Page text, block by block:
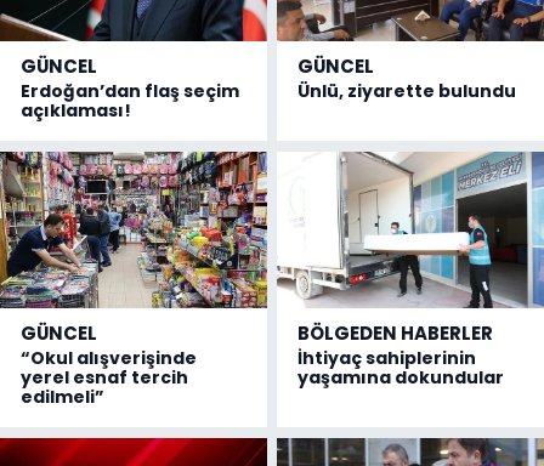
GÜNCEL
Erdoğan’dan flaş seçim
açıklaması!
GÜNCEL
Ünlü, ziyarette bulundu
GÜNCEL
“Okul alışverişinde
yerel esnaf tercih
edilmeli”
BÖLGEDEN HABERLER
İhtiyaç sahiplerinin
yaşamına dokundular